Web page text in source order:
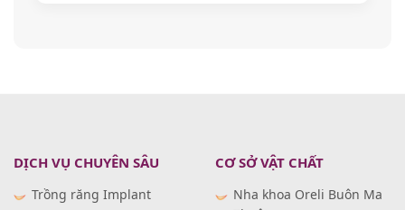
DỊCH VỤ CHUYÊN SÂU
Trồng răng Implant
CƠ SỞ VẬT CHẤT
Nha khoa Oreli Buôn Ma